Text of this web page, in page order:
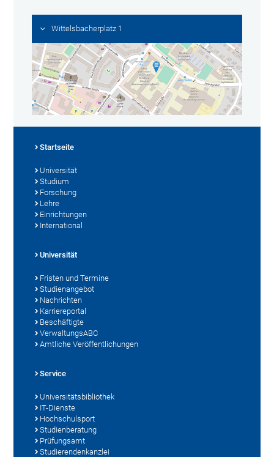
Wittelsbacherplatz 1
Startseite
Universität
Studium
Forschung
Lehre
Einrichtungen
International
Universität
Fristen und Termine
Studienangebot
Nachrichten
Karriereportal
Beschäftigte
VerwaltungsABC
Amtliche Veröffentlichungen
Service
Universitätsbibliothek
IT-Dienste
Hochschulsport
Studienberatung
Prüfungsamt
Studierendenkanzlei